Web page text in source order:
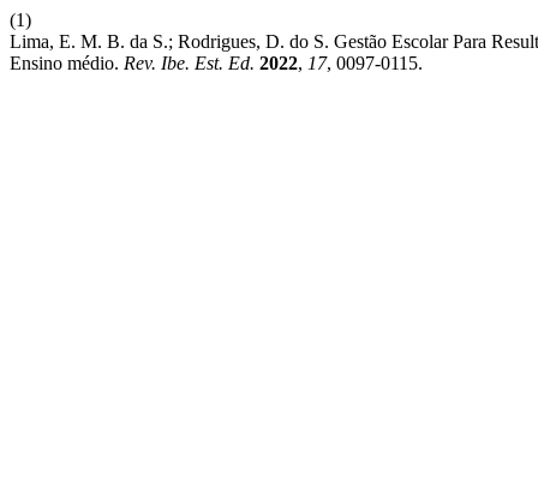
(1)
Lima, E. M. B. da S.; Rodrigues, D. do S. Gestão Escolar Para
Ensino médio. Rev. Ibe. Est. Ed. 2022, 17, 0097-0115.